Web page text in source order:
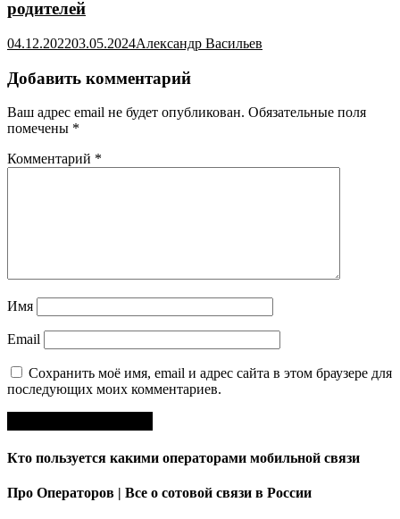
родителей
04.12.202203.05.2024Александр Васильев
Добавить комментарий
Ваш адрес email не будет опубликован. Обязательные поля
помечены *
Комментарий *
Имя
Email
Сохранить моё имя, email и адрес сайта в этом браузере для
последующих моих комментариев.
Кто пользуется какими операторами мобильной связи
Про Операторов | Все о сотовой связи в России